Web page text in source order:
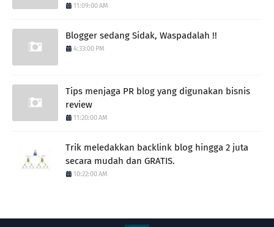
11:09:00 AM
Blogger sedang Sidak, Waspadalah !!
4:33:00 PM
Tips menjaga PR blog yang digunakan bisnis
review
11:20:00 AM
Trik meledakkan backlink blog hingga 2 juta
secara mudah dan GRATIS.
10:22:00 AM